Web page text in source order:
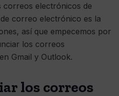
correos electrónicos de
correo electrónico es la
así que empecemos por
los correos
Gmail y Outlook.
los correos